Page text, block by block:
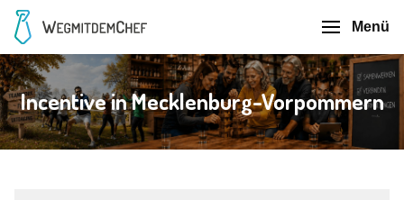
Menü
Incentive in Mecklenburg-Vorpommern